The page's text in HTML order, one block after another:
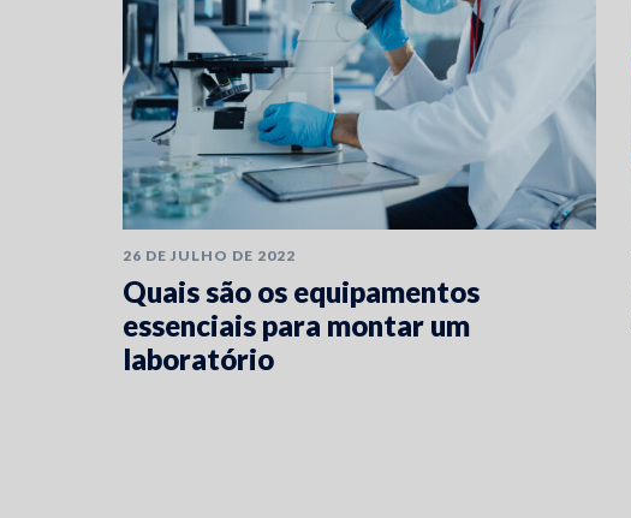
26 DE JULHO DE 2022
Quais são os equipamentos
essenciais para montar um
laboratório